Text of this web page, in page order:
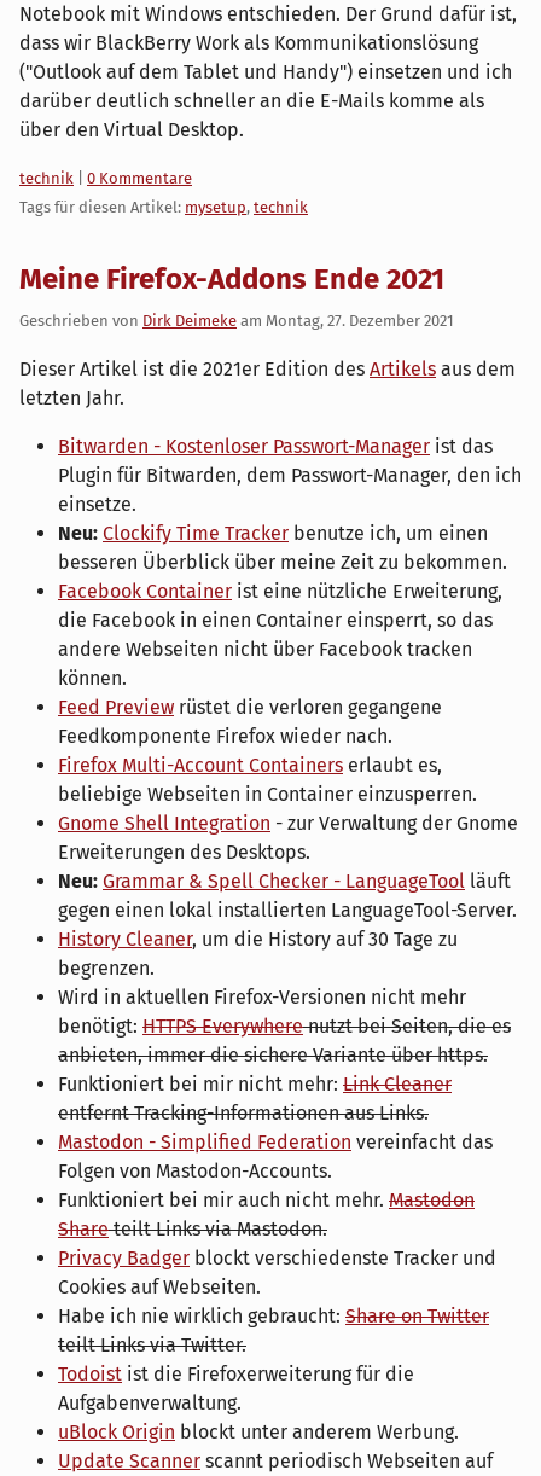
Notebook mit Windows entschieden. Der Grund dafür ist,
dass wir BlackBerry Work als Kommunikationslösung
("Outlook auf dem Tablet und Handy") einsetzen und ich
darüber deutlich schneller an die E-Mails komme als
über den Virtual Desktop.
Kategorien:
technik
0 Kommentare
Tags für diesen Artikel: mysetup, technik
Meine Firefox-Addons Ende 2021
Geschrieben von Dirk Deimeke am Montag, 27. Dezember 2021
Dieser Artikel ist die 2021er Edition des Artikels aus dem
letzten Jahr.
Bitwarden - Kostenloser Passwort-Manager ist das
Plugin für Bitwarden, dem Passwort-Manager, den ich
einsetze.
Neu: Clockify Time Tracker benutze ich, um einen
besseren Überblick über meine Zeit zu bekommen.
Facebook Container ist eine nützliche Erweiterung,
die Facebook in einen Container einsperrt, so das
andere Webseiten nicht über Facebook tracken
können.
Feed Preview rüstet die verloren gegangene
Feedkomponente Firefox wieder nach.
Firefox Multi-Account Containers erlaubt es,
beliebige Webseiten in Container einzusperren.
Gnome Shell Integration - zur Verwaltung der Gnome
Erweiterungen des Desktops.
Neu: Grammar & Spell Checker - LanguageTool läuft
gegen einen lokal installierten LanguageTool-Server.
History Cleaner, um die History auf 30 Tage zu
begrenzen.
Wird in aktuellen Firefox-Versionen nicht mehr
benötigt: HTTPS Everywherenutzt bei Seiten, die es
anbieten, immer die sichere Variante über https.
Funktioniert bei mir nicht mehr: Link Cleaner
entfernt Tracking-Informationen aus Links.
Mastodon - Simplified Federation vereinfacht das
Folgen von Mastodon-Accounts.
Funktioniert bei mir auch nicht mehr. Mastodon
Shareteilt Links via Mastodon.
Privacy Badger blockt verschiedenste Tracker und
Cookies auf Webseiten.
Habe ich nie wirklich gebraucht: Share on Twitter
teilt Links via Twitter.
Todoist ist die Firefoxerweiterung für die
Aufgabenverwaltung.
uBlock Origin blockt unter anderem Werbung.
Update Scanner scannt periodisch Webseiten auf